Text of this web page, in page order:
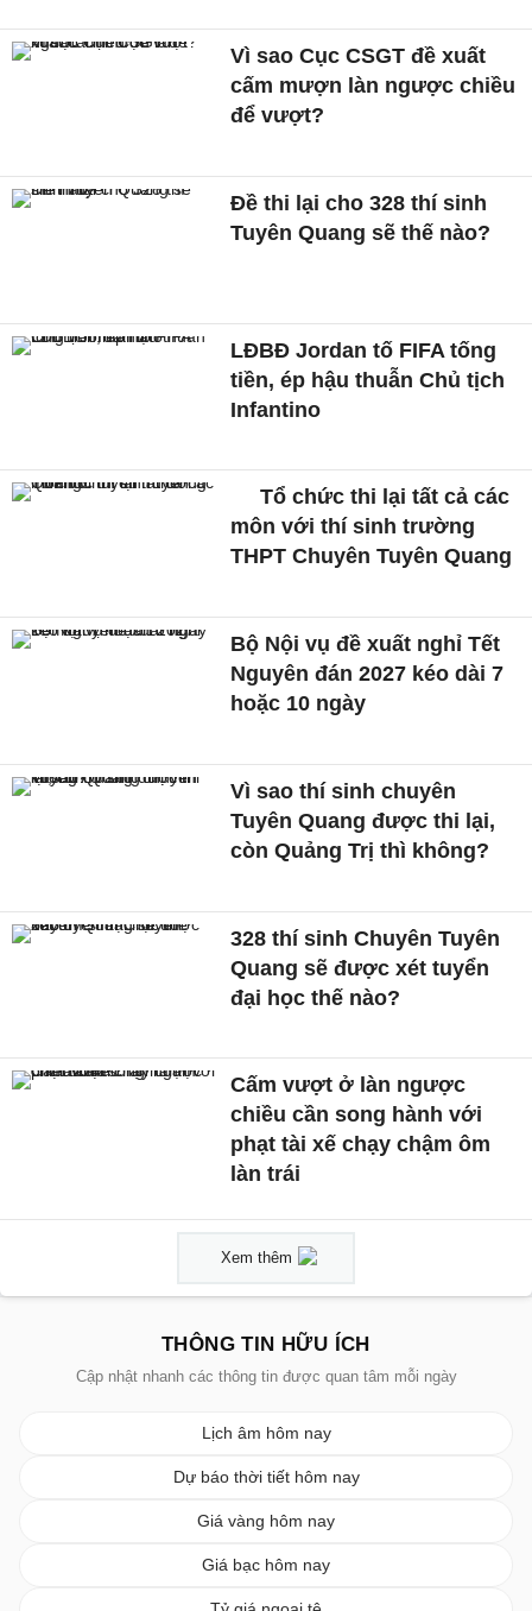
Vì sao Cục CSGT đề xuất
cấm mượn làn ngược chiều
để vượt?
Đề thi lại cho 328 thí sinh
Tuyên Quang sẽ thế nào?
LĐBĐ Jordan tố FIFA tống
tiền, ép hậu thuẫn Chủ tịch
Infantino
Tổ chức thi lại tất cả các
môn với thí sinh trường
THPT Chuyên Tuyên Quang
Bộ Nội vụ đề xuất nghỉ Tết
Nguyên đán 2027 kéo dài 7
hoặc 10 ngày
Vì sao thí sinh chuyên
Tuyên Quang được thi lại,
còn Quảng Trị thì không?
328 thí sinh Chuyên Tuyên
Quang sẽ được xét tuyển
đại học thế nào?
Cấm vượt ở làn ngược
chiều cần song hành với
phạt tài xế chạy chậm ôm
làn trái
Xem thêm
THÔNG TIN HỮU ÍCH
Cập nhật nhanh các thông tin được quan tâm mỗi ngày
Lịch âm hôm nay
Dự báo thời tiết hôm nay
Giá vàng hôm nay
Giá bạc hôm nay